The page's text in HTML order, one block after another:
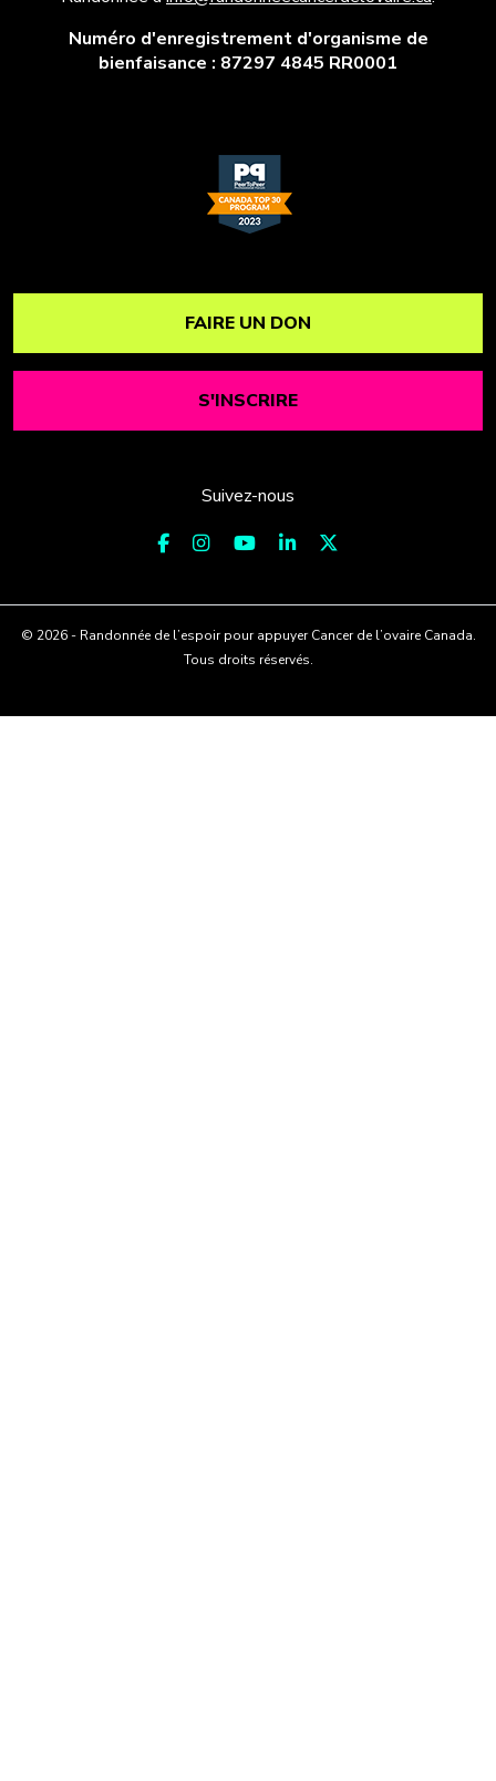
Numéro d'enregistrement d'organisme de
bienfaisance : 87297 4845 RR0001
FAIRE UN DON
S'INSCRIRE
Suivez-nous
© 2026 - Randonnée de l’espoir pour appuyer Cancer de l’ovaire Canada.
Tous droits réservés.